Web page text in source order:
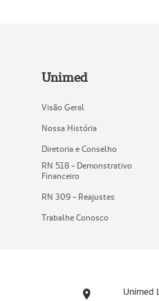
Unimed
Visão Geral
Nossa História
Diretoria e Conselho
RN 518 - Demonstrativo
Financeiro
RN 309 - Reajustes
Trabalhe Conosco
Unimed